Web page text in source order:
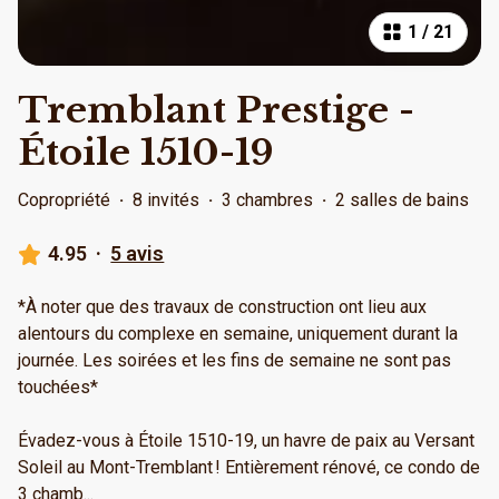
1 / 21
Tremblant Prestige -
Étoile 1510-19
Copropriété · 8 invités · 3 chambres · 2 salles de bains
4.95 · 5 avis
*À noter que des travaux de construction ont lieu aux
alentours du complexe en semaine, uniquement durant la
journée. Les soirées et les fins de semaine ne sont pas
touchées*
Évadez-vous à Étoile 1510-19, un havre de paix au Versant
Soleil au Mont-Tremblant ! Entièrement rénové, ce condo de
3 chamb...